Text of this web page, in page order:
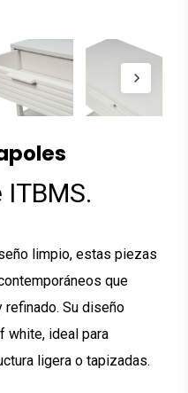
limpio, estas piezas
que
refinado. Su diseño
white, ideal para
ligera o tapizadas.